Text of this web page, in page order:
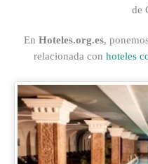
de
En Hoteles.org.es,
relacionada con hoteles